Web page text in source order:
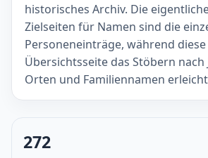
historisches Archiv. Die
Zielseiten für Namen sind die
Personeneinträge, während diese
Übersichtsseite das Stöbern nach
Orten und Familiennamen
272